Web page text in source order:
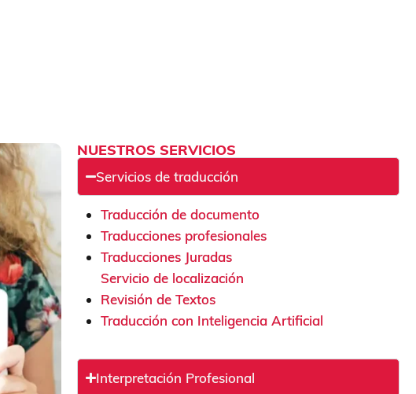
NUESTROS SERVICIOS
Servicios de traducción
Traducción de documento
Traducciones profesionales
Traducciones Juradas
Servicio de localización
Revisión de Textos
Traducción con Inteligencia Artificial
Interpretación Profesional